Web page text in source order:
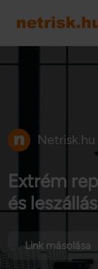
Netrisk.hu
Extrém
és leszállás
Link másolása